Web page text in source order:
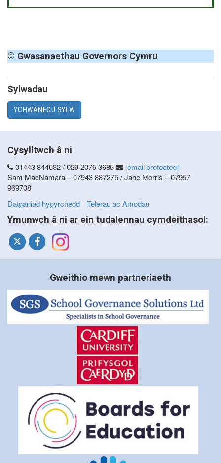
© Gwasanaethau Governors Cymru
Sylwadau
YCHWANEGU SYLW
Cysylltwch â ni
01443 844532 / 029 2075 3685
[email protected]
Sam MacNamara – 07943 887275 / Jane Morris – 07957
969708
Datganiad hygyrchedd
Telerau ac Amodau
Ymunwch â ni ar ein tudalennau cymdeithasol:
Gweithio mewn partneriaeth